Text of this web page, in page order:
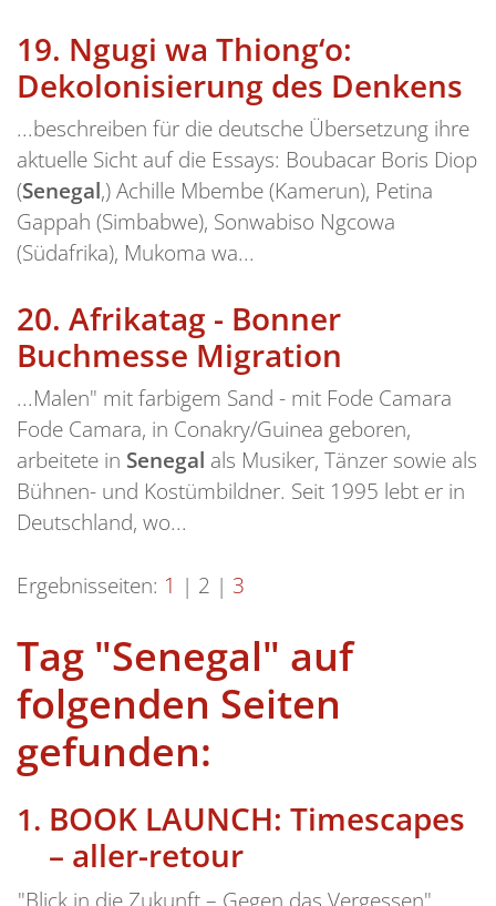
19. Ngugi wa Thiong‘o:
Dekolonisierung des Denkens
...beschreiben für die deutsche Übersetzung ihre
aktuelle Sicht auf die Essays: Boubacar Boris Diop
(Senegal,) Achille Mbembe (Kamerun), Petina
Gappah (Simbabwe), Sonwabiso Ngcowa
(Südafrika), Mukoma wa...
20. Afrikatag - Bonner
Buchmesse Migration
...Malen" mit farbigem Sand - mit Fode Camara
Fode Camara, in Conakry/Guinea geboren,
arbeitete in Senegal als Musiker, Tänzer sowie als
Bühnen- und Kostümbildner. Seit 1995 lebt er in
Deutschland, wo...
Ergebnisseiten: 1 | 2 | 3
Tag "Senegal" auf
folgenden Seiten
gefunden:
BOOK LAUNCH: Timescapes
– aller-retour
"Blick in die Zukunft – Gegen das Vergessen",